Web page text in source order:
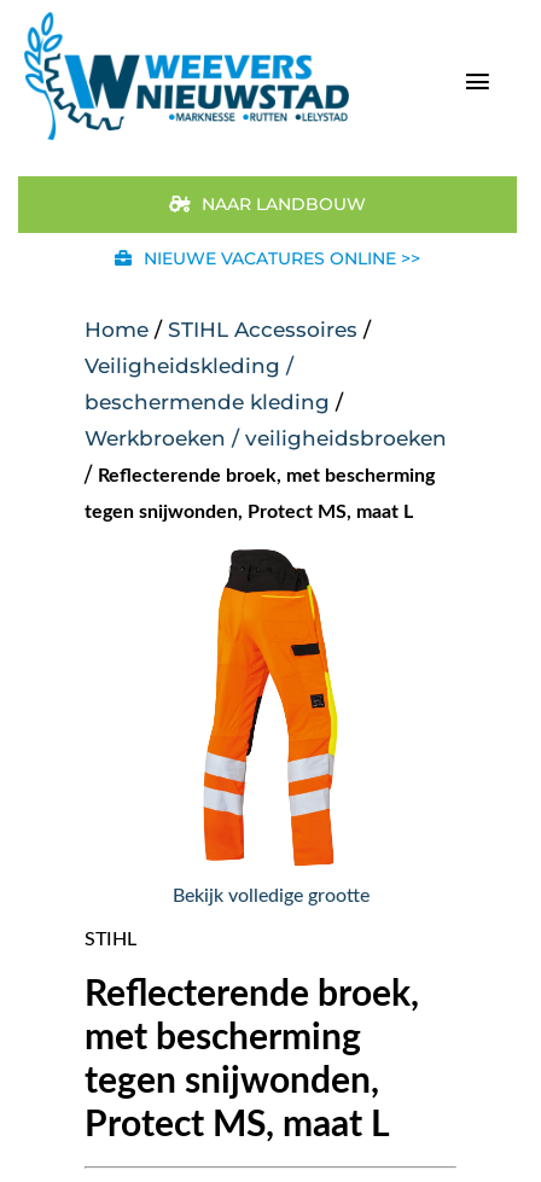
naar
inhoud
Aanbod
STIHL
Occasions
Werkplaats
Nieuws
Over ons
Vacatures
Tuin & Park Contact
NAAR LANDBOUW
NIEUWE VACATURES ONLINE >>
Home / STIHL Accessoires /
Veiligheidskleding /
beschermende kleding /
Werkbroeken / veiligheidsbroeken
/ Reflecterende broek, met bescherming
tegen snijwonden, Protect MS, maat L
Bekijk volledige grootte
STIHL
Reflecterende broek,
met bescherming
tegen snijwonden,
Protect MS, maat L